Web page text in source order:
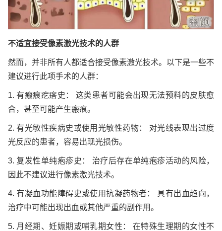
不适宜接受像素激光技术的人群
然而，并非所有人都适合接受像素激光技术。以下是一些不
建议进行此项手术的人群：
1. 有瘢痕疙瘩史： 这类患者可能会出现无法预料的皮肤愈
合，甚至可能产生瘢痕。
2. 有光敏性疾病史或使用光敏性药物： 对光线表现出过度
光反应的患者，容易出现光损伤。
3. 复发性单纯疱疹史： 治疗后存在单纯疱疹活动的风险，
因此不建议进行像素激光技术。
4. 有凝血功能障碍史或使用抗凝药物者： 具有出血趋向，
治疗中可能出现出血或其他严重的副作用。
5. 月经期、妊娠期或哺乳期女性： 在特殊生理期的女性不